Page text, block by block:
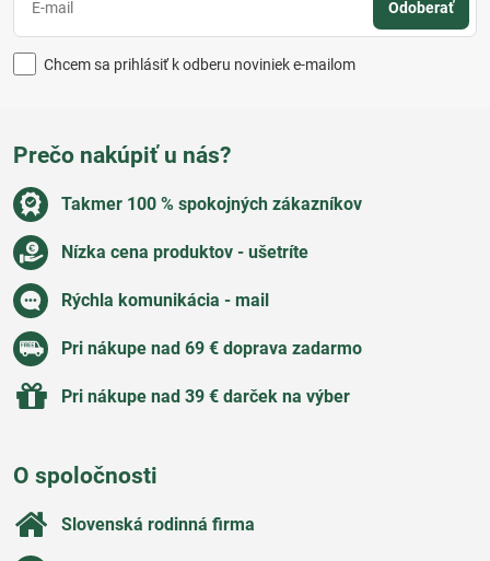
Odoberať
Chcem sa prihlásiť k odberu noviniek e-mailom
Prečo nakúpiť u nás?
Takmer 100 % spokojných zákazníkov
Nízka cena produktov - ušetríte
Rýchla komunikácia - mail
Pri nákupe nad 69 € doprava zadarmo
Pri nákupe nad 39 € darček na výber
O spoločnosti
Slovenská rodinná firma